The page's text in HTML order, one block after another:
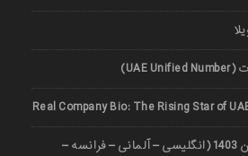
Real Company Bio: The Rising Star of
هزینه کلاس خصوصی زبان 1403 (انگلیسی – آلمانی – فرانسه –